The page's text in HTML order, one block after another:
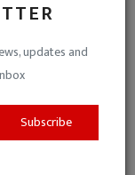
updates and
Subscribe